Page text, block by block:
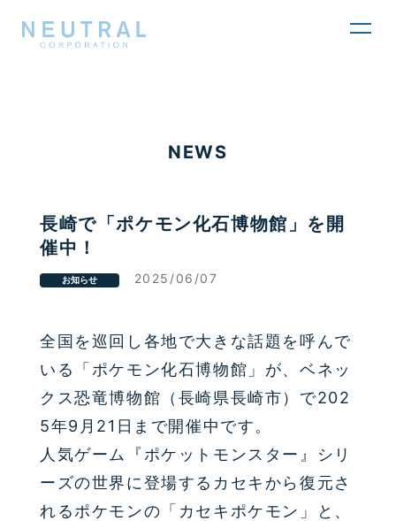
NEWS
長崎で「ポケモン化石博物館」を開
催中！
お知らせ 2025/06/07
全国を巡回し各地で大きな話題を呼んで
いる「ポケモン化石博物館」が、ベネッ
クス恐竜博物館（長崎県長崎市）で202
5年9月21日まで開催中です。
人気ゲーム『ポケットモンスター』シリ
ーズの世界に登場するカセキから復元さ
れるポケモンの「カセキポケモン」と、